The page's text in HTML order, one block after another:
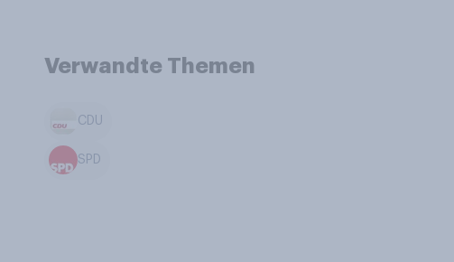
Verwandte Themen
CDU
SPD